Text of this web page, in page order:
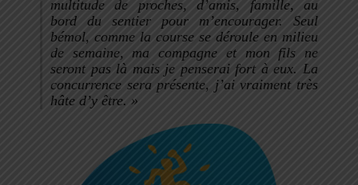
multitude de proches, d’amis, famille, au
bord du sentier pour m’encourager. Seul
bémol, comme la course se déroule en milieu
de semaine, ma compagne et mon fils ne
seront pas là mais je penserai fort à eux. La
concurrence sera présente, j’ai vraiment très
hâte d’y être. »